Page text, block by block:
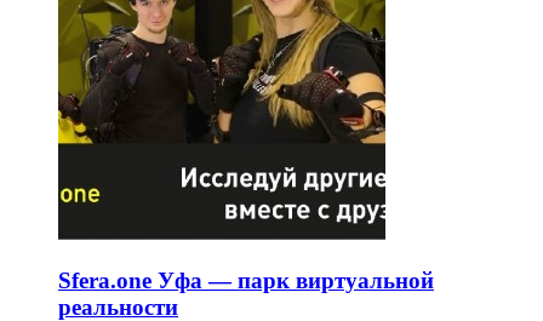
Sfera.one Уфа — парк виртуальной
реальности